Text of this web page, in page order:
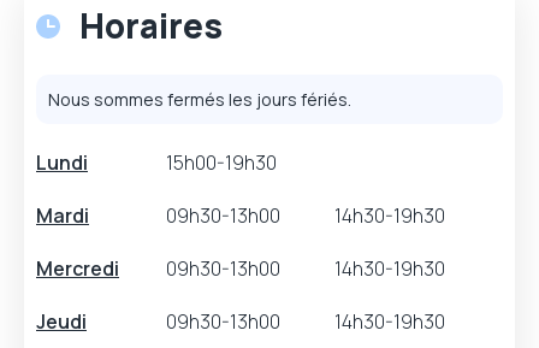
Horaires
Nous sommes fermés les jours fériés.
Lundi
15h00-19h30
Mardi
09h30-13h00
14h30-19h30
Mercredi
09h30-13h00
14h30-19h30
Jeudi
09h30-13h00
14h30-19h30